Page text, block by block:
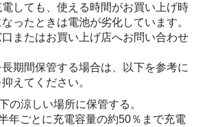
しても、使える時間がお買い上げ時
ったときは電池が劣化しています。
またはお買い上げ店へお問い合わせ
期間保管する場合は、以下を参考に
えてください。
の涼しい場所に保管する。
年ごとに充電容量の約50％まで充電